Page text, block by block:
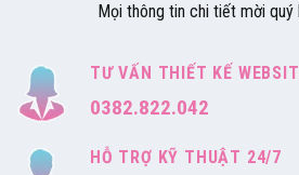
Mọi thông tin chi tiết mời quý
TƯ VẤN THIẾT KẾ
0382.822.042
HỖ TRỢ KỸ THUẬT 24/7